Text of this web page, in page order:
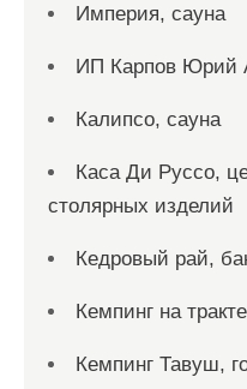
Империя, сауна
ИП Карпов Юрий
Калипсо, сауна
Каса Ди Руссо,
столярных изделий
Кедровый рай,
Кемпинг на тракте
Кемпинг Тавуш,